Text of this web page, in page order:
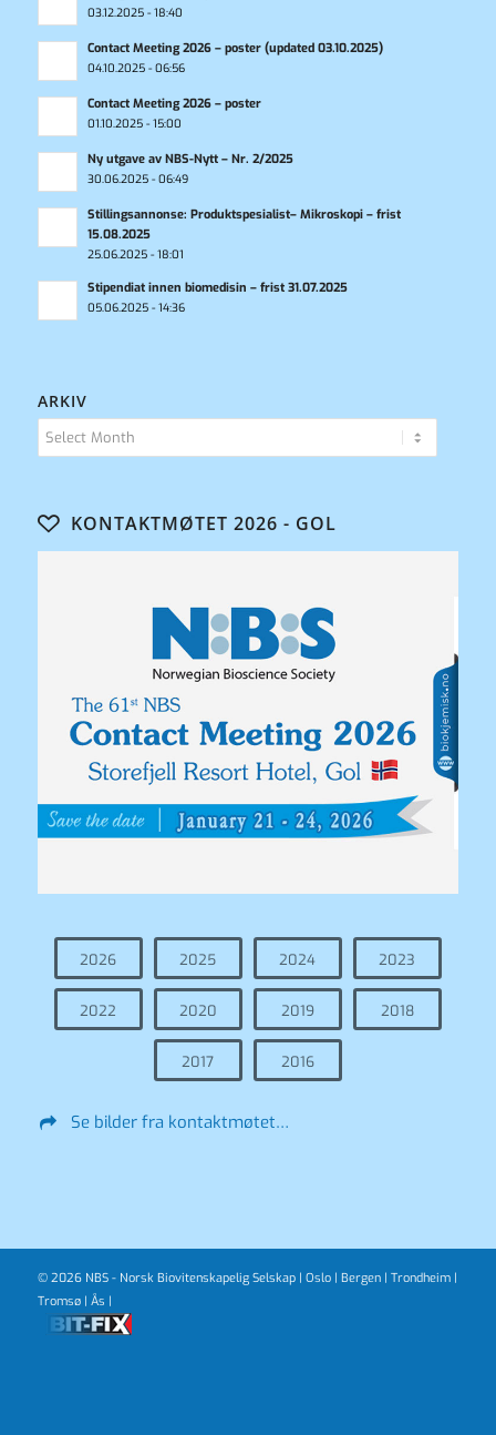
03.12.2025 - 18:40
Contact Meeting 2026 – poster (updated 03.10.2025)
04.10.2025 - 06:56
Contact Meeting 2026 – poster
01.10.2025 - 15:00
Ny utgave av NBS-Nytt – Nr. 2/2025
30.06.2025 - 06:49
Stillingsannonse: Produktspesialist– Mikroskopi – frist
15.08.2025
25.06.2025 - 18:01
Stipendiat innen biomedisin – frist 31.07.2025
05.06.2025 - 14:36
ARKIV
KONTAKTMØTET 2026 - GOL
2026 2025 2024 2023
2022 2020 2019 2018
2017 2016
Se bilder fra kontaktmøtet…
© 2026 NBS - Norsk Biovitenskapelig Selskap | Oslo| Bergen| Trondheim|
Tromsø| Ås |